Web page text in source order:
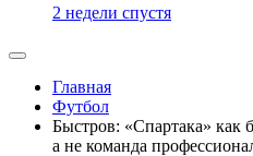
2 недели спустя
Главная
Футбол
Быстров: «Спартака» как
а не команда